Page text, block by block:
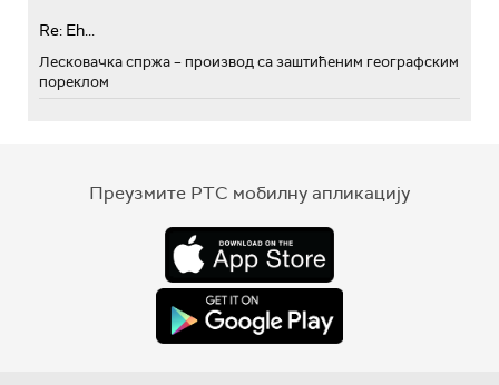
Re: Eh...
Лесковачка спржа – производ са заштићеним географским
пореклом
Преузмите РТС мобилну апликацију